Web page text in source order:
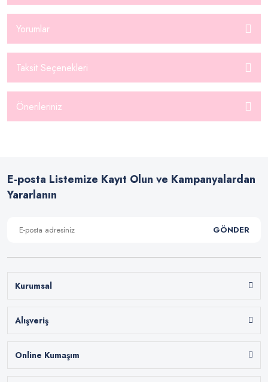
Yorumlar
Taksit Seçenekleri
Önerileriniz
E-posta Listemize Kayıt Olun ve Kampanyalardan
Yararlanın
GÖNDER
Kurumsal
Alışveriş
Online Kumaşım